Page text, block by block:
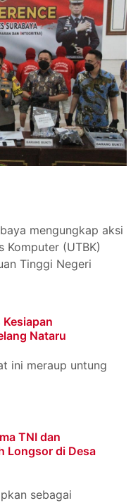
mengungkap aksi
Komputer (UTBK)
Tinggi Negeri
Kesiapan
Nataru
ini meraup untung
TNI dan
Longsor di Desa
sebagai